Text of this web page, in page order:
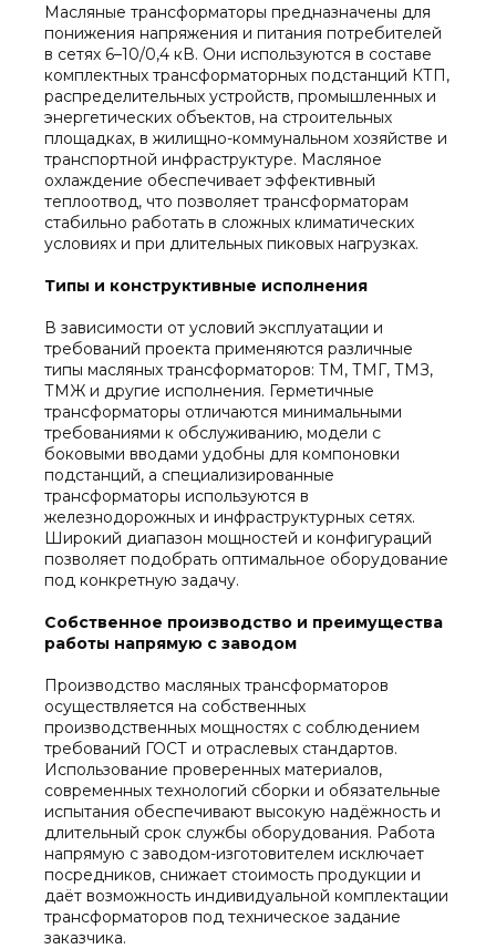
Масляные трансформаторы предназначены для
понижения напряжения и питания потребителей
в сетях 6–10/0,4 кВ. Они используются в составе
комплектных трансформаторных подстанций КТП,
распределительных устройств, промышленных и
энергетических объектов, на строительных
площадках, в жилищно-коммунальном хозяйстве и
транспортной инфраструктуре. Масляное
охлаждение обеспечивает эффективный
теплоотвод, что позволяет трансформаторам
стабильно работать в сложных климатических
условиях и при длительных пиковых нагрузках.
Типы и конструктивные исполнения
В зависимости от условий эксплуатации и
требований проекта применяются различные
типы масляных трансформаторов: ТМ, ТМГ, ТМЗ,
ТМЖ и другие исполнения. Герметичные
трансформаторы отличаются минимальными
требованиями к обслуживанию, модели с
боковыми вводами удобны для компоновки
подстанций, а специализированные
трансформаторы используются в
железнодорожных и инфраструктурных сетях.
Широкий диапазон мощностей и конфигураций
позволяет подобрать оптимальное оборудование
под конкретную задачу.
Собственное производство и преимущества
работы напрямую с заводом
Производство масляных трансформаторов
осуществляется на собственных
производственных мощностях с соблюдением
требований ГОСТ и отраслевых стандартов.
Использование проверенных материалов,
современных технологий сборки и обязательные
испытания обеспечивают высокую надёжность и
длительный срок службы оборудования. Работа
напрямую с заводом-изготовителем исключает
посредников, снижает стоимость продукции и
даёт возможность индивидуальной комплектации
трансформаторов под техническое задание
заказчика.